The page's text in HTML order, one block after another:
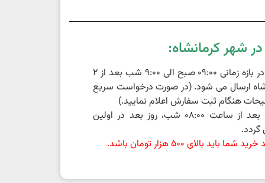
شهر کرمانشاه:
سفارشات ثبت شده در بازه زمانی 09:00 صبح الی 9:00 شب بعد از 2
ارسال می شود. (در صورت درخواست سریع
هنگام ثبت سفارش اعلام نمایید.)
سفارشات ثبت شده بعد از ساعت 08:00 شب، روز بعد در اولین
بالای 500 هزار تومان باشد.